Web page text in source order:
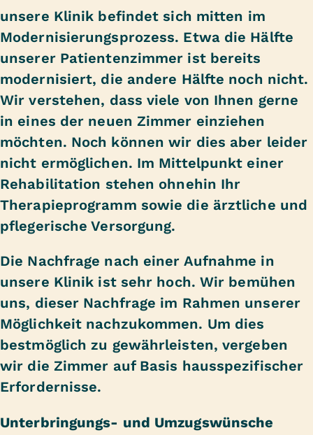
unsere Klinik befindet sich mitten im
Modernisierungsprozess. Etwa die Hälfte
unserer Patientenzimmer ist bereits
modernisiert, die andere Hälfte noch nicht.
Wir verstehen, dass viele von Ihnen gerne
in eines der neuen Zimmer einziehen
möchten. Noch können wir dies aber leider
nicht ermöglichen. Im Mittelpunkt einer
Rehabilitation stehen ohnehin Ihr
Therapieprogramm sowie die ärztliche und
pflegerische Versorgung.
Die Nachfrage nach einer Aufnahme in
unsere Klinik ist sehr hoch. Wir bemühen
uns, dieser Nachfrage im Rahmen unserer
Möglichkeit nachzukommen. Um dies
bestmöglich zu gewährleisten, vergeben
wir die Zimmer auf Basis hausspezifischer
Erfordernisse.
Unterbringungs- und Umzugswünsche